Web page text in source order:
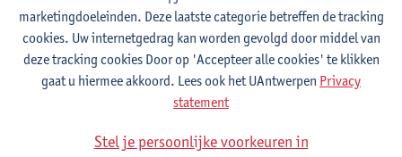
Master in de revalidatiewetenschappen en de kinesitherapie
Master in de revalidatiewetenschappen en de kinesitherapie
Master in de revalidatiewetenschappen en de kinesitherapie
Clinical Internships
internal conditions
marketingdoeleinden. Deze laatste categorie betreffen de tracking
cookies. Uw internetgedrag kan worden gevolgd door middel van
deze tracking cookies Door op 'Accepteer alle cookies' te klikken
gaat u hiermee akkoord. Lees ook het UAntwerpen Privacy
statement
Stel je persoonlijke voorkeuren in